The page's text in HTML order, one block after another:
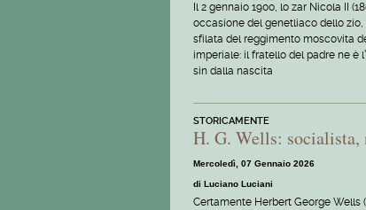
Il 2 gennaio 1900, lo zar Nicola II
occasione del genetliaco dello zio,
sfilata del reggimento moscovita
imperiale: il fratello del padre ne è
sin dalla nascita
STORICAMENTE
H. G. Wells: socialista,
Mercoledì, 07 Gennaio 2026
di Luciano Luciani
Certamente Herbert George Wells